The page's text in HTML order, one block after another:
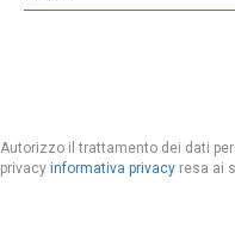
Autorizzo il trattamento dei dati
privacy informativa privacy resa ai